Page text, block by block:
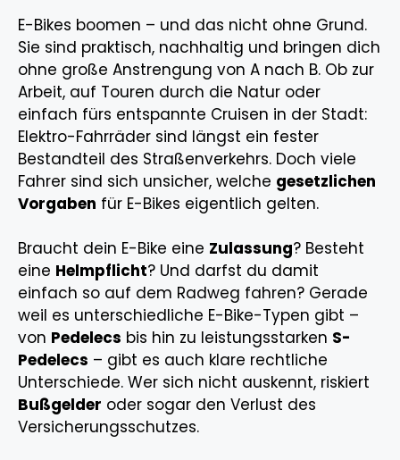
E-Bikes boomen – und das nicht ohne Grund.
Sie sind praktisch, nachhaltig und bringen dich
ohne große Anstrengung von A nach B. Ob zur
Arbeit, auf Touren durch die Natur oder
einfach fürs entspannte Cruisen in der Stadt:
Elektro-Fahrräder sind längst ein fester
Bestandteil des Straßenverkehrs. Doch viele
Fahrer sind sich unsicher, welche gesetzlichen
Vorgaben für E-Bikes eigentlich gelten.
Braucht dein E-Bike eine Zulassung? Besteht
eine Helmpflicht? Und darfst du damit
einfach so auf dem Radweg fahren? Gerade
weil es unterschiedliche E-Bike-Typen gibt –
von Pedelecs bis hin zu leistungsstarken S-
Pedelecs – gibt es auch klare rechtliche
Unterschiede. Wer sich nicht auskennt, riskiert
Bußgelder oder sogar den Verlust des
Versicherungsschutzes.